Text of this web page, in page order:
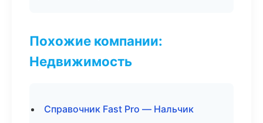
Похожие компании:
Недвижимость
Справочник Fast Pro — Нальчик